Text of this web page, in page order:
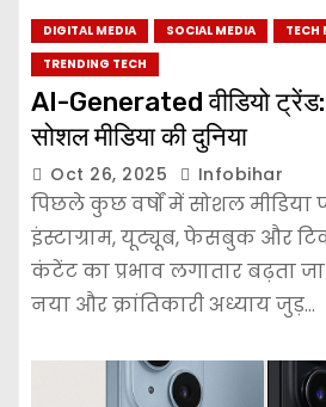
DIGITAL MEDIA SOCIAL MEDIA
TECH
TRENDING TECH
AI-Generated वीडियो
सोशल मीडिया की दुनिया
Oct 26, 2025 Infobihar
पिछले कुछ वर्षों में सोशल मीडिया
इंस्टाग्राम, यूट्यूब, फेसबुक और
कंटेंट का प्रभाव लगातार बढ़ता
नया और क्रांतिकारी अध्याय जुड़…